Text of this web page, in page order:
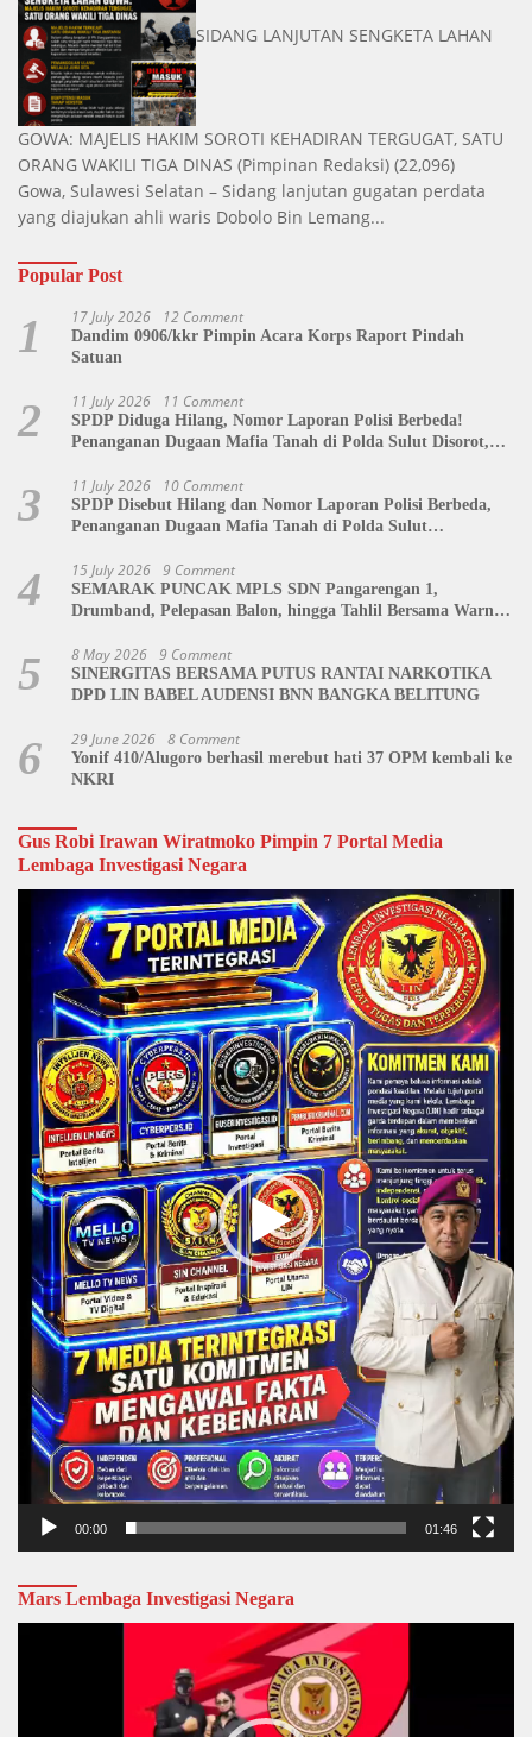
SIDANG LANJUTAN SENGKETA LAHAN
GOWA: MAJELIS HAKIM SOROTI KEHADIRAN TERGUGAT, SATU
ORANG WAKILI TIGA DINAS (Pimpinan Redaksi) (22,096)
Gowa, Sulawesi Selatan – Sidang lanjutan gugatan perdata
yang diajukan ahli waris Dobolo Bin Lemang...
Popular Post
1 17 July 2026 12 Comment
Dandim 0906/kkr Pimpin Acara Korps Raport Pindah
Satuan
2 11 July 2026 11 Comment
SPDP Diduga Hilang, Nomor Laporan Polisi Berbeda!
Penanganan Dugaan Mafia Tanah di Polda Sulut Disorot,
3 11 July 2026 10 Comment
SPDP Disebut Hilang dan Nomor Laporan Polisi Berbeda,
Penanganan Dugaan Mafia Tanah di Polda Sulut
4 15 July 2026 9 Comment
SEMARAK PUNCAK MPLS SDN Pangarengan 1,
Drumband, Pelepasan Balon, hingga Tahlil Bersama Warnai
5 8 May 2026 9 Comment
SINERGITAS BERSAMA PUTUS RANTAI NARKOTIKA
DPD LIN BABEL AUDENSI BNN BANGKA BELITUNG
6 29 June 2026 8 Comment
Yonif 410/Alugoro berhasil merebut hati 37 OPM kembali ke
NKRI
Gus Robi Irawan Wiratmoko Pimpin 7 Portal Media
Lembaga Investigasi Negara
Video
Player
00:00 01:46
Mars Lembaga Investigasi Negara